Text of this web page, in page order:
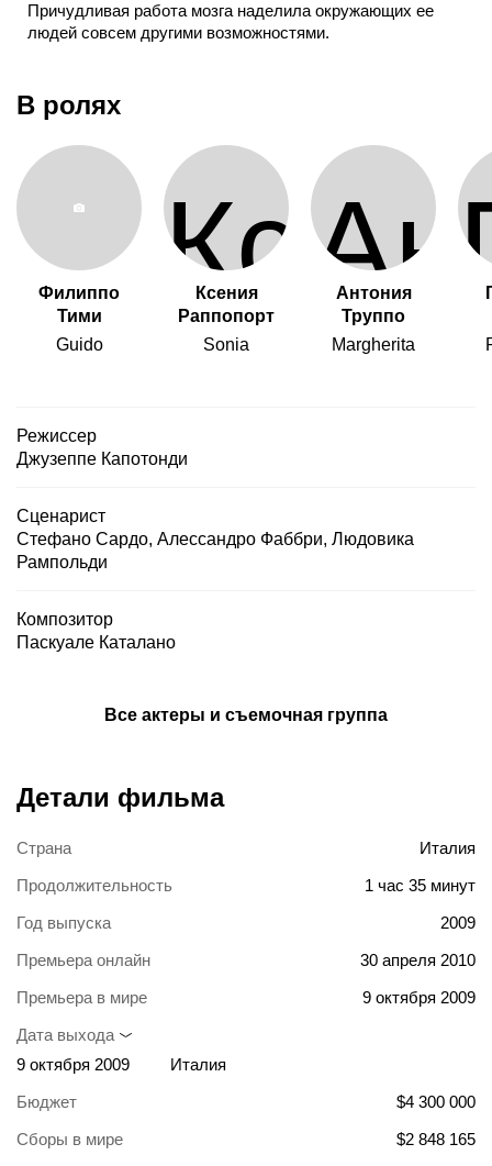
Причудливая работа мозга наделила окружающих ее
людей совсем другими возможностями.
В ролях
Филиппо
Тими
Guido
Ксения
Раппопорт
Sonia
Антония
Труппо
Margherita
Режиссер
Джузеппе Капотонди
Сценарист
Стефано Сардо, Алессандро Фаббри, Людовика
Рампольди
Композитор
Паскуале Каталано
Все актеры и съемочная группа
Детали фильма
Страна
Италия
Продолжительность
1 час 35 минут
Год выпуска
2009
Премьера онлайн
30 апреля 2010
Премьера в мире
9 октября 2009
Дата выхода
9 октября 2009
Италия
Бюджет
$4 300 000
Сборы в мире
$2 848 165